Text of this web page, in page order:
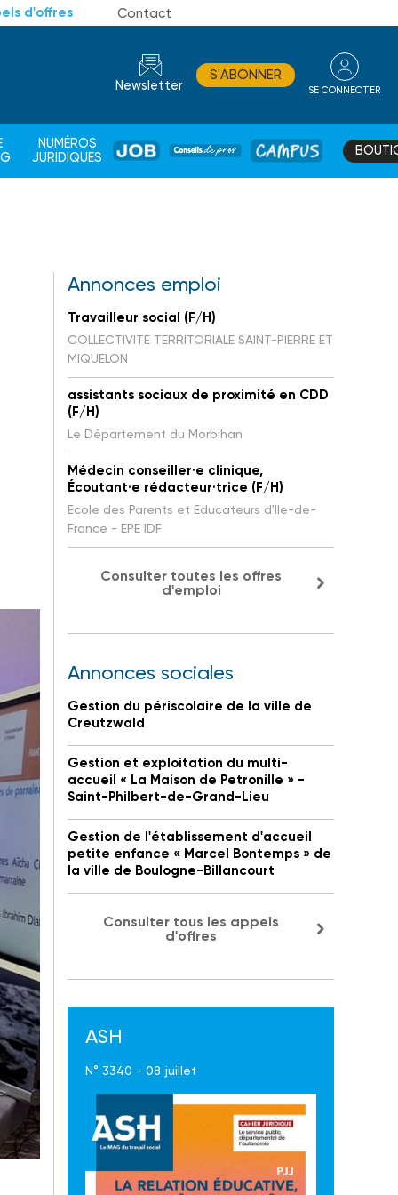
d'offres Contact
Newsletter
S'ABONNER
SE CONNECTER
NUMÉROS
JURIDIQUES
JOB
DE
CAMPUS
Annonces emploi
Travailleur social (F/H)
COLLECTIVITE TERRITORIALE SAINT-PIERRE ET
MIQUELON
assistants sociaux de proximité en CDD
(F/H)
Le Département du Morbihan
Médecin conseiller·e clinique,
Écoutant·e rédacteur·trice (F/H)
Ecole des Parents et Educateurs d'Ile-de-
France - EPE IDF
Consulter toutes les offres
d'emploi
Annonces sociales
Gestion du périscolaire de la ville de
Creutzwald
Gestion et exploitation du multi-
accueil « La Maison de Petronille » -
Saint-Philbert-de-Grand-Lieu
Gestion de l'établissement d'accueil
petite enfance « Marcel Bontemps » de
la ville de Boulogne-Billancourt
Consulter tous les appels
d'offres
ASH
N° 3340 - 08 juillet